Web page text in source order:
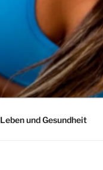
Leben und Gesundheit